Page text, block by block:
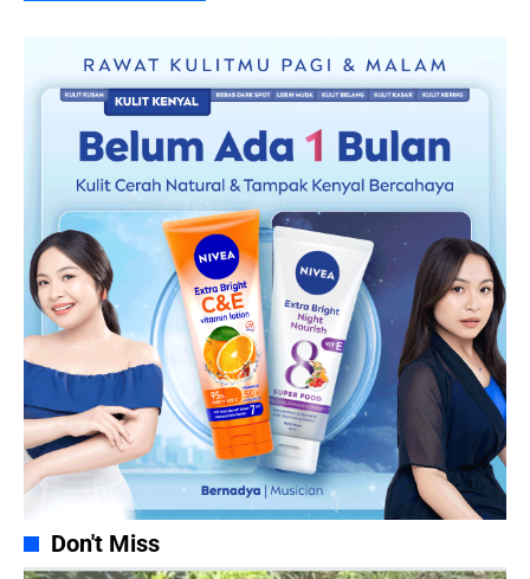
Don't Miss